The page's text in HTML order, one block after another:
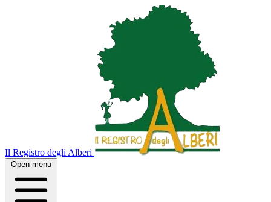
Il Registro degli Alberi
Open menu